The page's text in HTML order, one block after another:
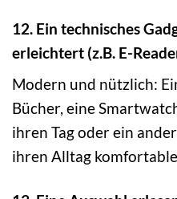
12. Ein technisches
erleichtert (z.B. E-
Modern und nützlich:
Bücher, eine
ihren Tag oder ein
ihren Alltag